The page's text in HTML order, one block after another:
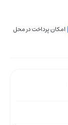
امکان پرداخت در محل